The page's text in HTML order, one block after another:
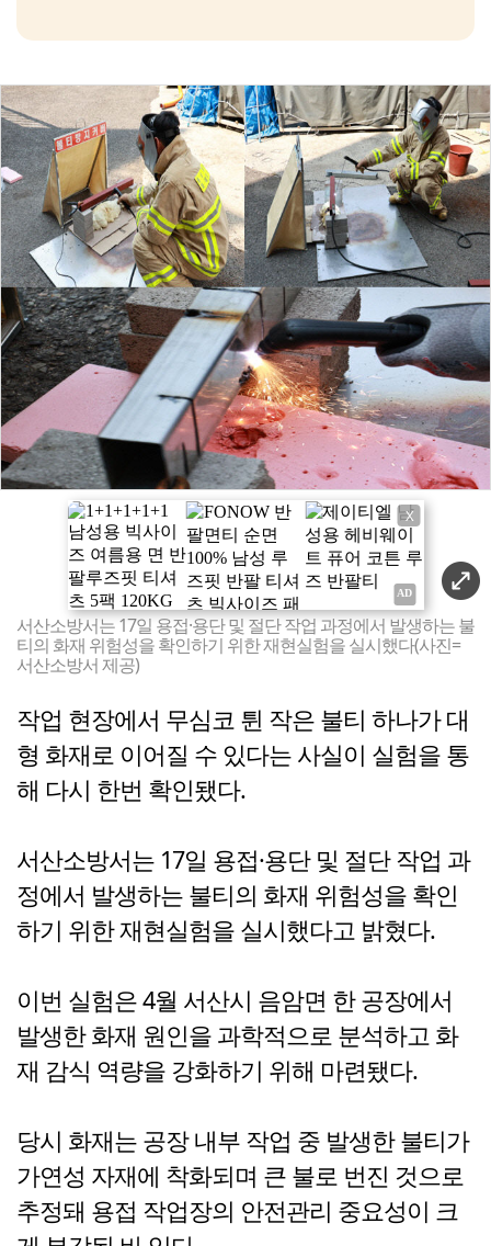
X
서산소방서는 17일 용접·용단 및 절단 작업 과정에서 발생하는 불
티의 화재 위험성을 확인하기 위한 재현실험을 실시했다(사진=
서산소방서 제공)
작업 현장에서 무심코 튄 작은 불티 하나가 대
형 화재로 이어질 수 있다는 사실이 실험을 통
해 다시 한번 확인됐다.
서산소방서는 17일 용접·용단 및 절단 작업 과
정에서 발생하는 불티의 화재 위험성을 확인
하기 위한 재현실험을 실시했다고 밝혔다.
이번 실험은 4월 서산시 음암면 한 공장에서
발생한 화재 원인을 과학적으로 분석하고 화
재 감식 역량을 강화하기 위해 마련됐다.
당시 화재는 공장 내부 작업 중 발생한 불티가
가연성 자재에 착화되며 큰 불로 번진 것으로
추정돼 용접 작업장의 안전관리 중요성이 크